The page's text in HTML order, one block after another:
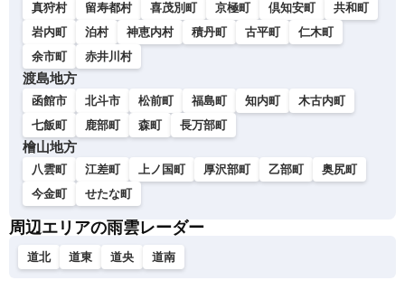
真狩村
留寿都村 喜茂別町 京極町 倶知安町
共和町
岩内町
泊村 神恵内村 積丹町 古平町
仁木町
余市町
赤井川村
渡島地方
函館市 北斗市 松前町 福島町 知内町
木古内町
七飯町
鹿部町 森町 長万部町
檜山地方
八雲町 江差町 上ノ国町 厚沢部町 乙部町
奥尻町
今金町
せたな町
周辺エリアの雨雲レーダー
道北 道東 道央 道南